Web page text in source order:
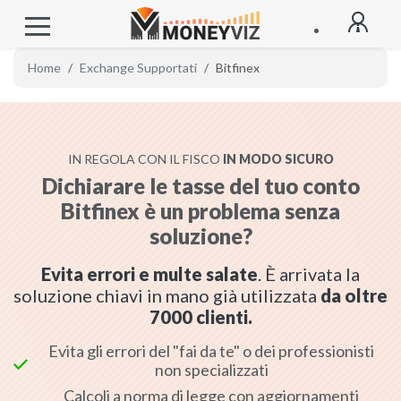
Home Exchange Supportati Bitfinex
IN REGOLA CON IL FISCO IN MODO SICURO
Dichiarare le tasse del tuo conto
Bitfinex è un problema senza
soluzione?
Evita errori e multe salate. È arrivata la
soluzione chiavi in mano già utilizzata da oltre
7000 clienti.
Evita gli errori del "fai da te" o dei professionisti
non specializzati
Calcoli a norma di legge con aggiornamenti